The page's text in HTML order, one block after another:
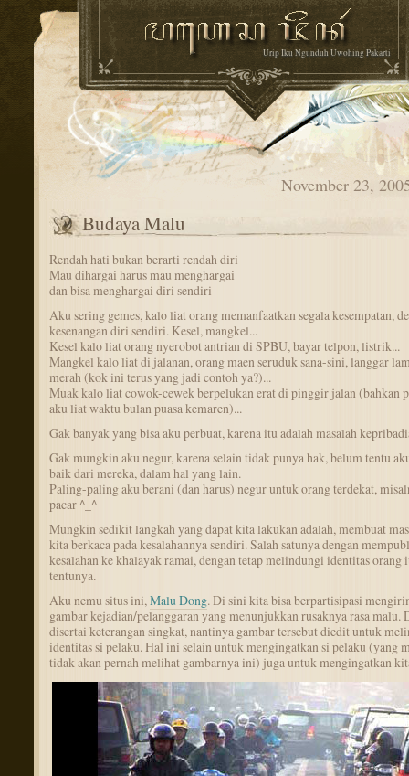
Urip Iku Ngunduh Uwohing Pakarti
November 23,
Budaya Malu
Rendah hati bukan berarti rendah diri
Mau dihargai harus mau menghargai
dan bisa menghargai diri sendiri
Aku sering gemes, kalo liat orang memanfaatkan segala kesempatan,
kesenangan diri sendiri. Kesel, mangkel...
Kesel kalo liat orang nyerobot antrian di SPBU, bayar telpon, listrik...
Mangkel kalo liat di jalanan, orang maen seruduk sana-sini, langgar
merah (kok ini terus yang jadi contoh ya?)...
Muak kalo liat cowok-cewek berpelukan erat di pinggir jalan (bahkan
aku liat waktu bulan puasa kemaren)...
Gak banyak yang bisa aku perbuat, karena itu adalah masalah
Gak mungkin aku negur, karena selain tidak punya hak, belum tentu
baik dari mereka, dalam hal yang lain.
Paling-paling aku berani (dan harus) negur untuk orang terdekat,
pacar ^_^
Mungkin sedikit langkah yang dapat kita lakukan adalah, membuat
kita berkaca pada kesalahannya sendiri. Salah satunya dengan
kesalahan ke khalayak ramai, dengan tetap melindungi identitas orang
tentunya.
Aku nemu situs ini,Malu Dong. Di sini kita bisa berpartisipasi
gambar kejadian/pelanggaran yang menunjukkan rusaknya rasa malu.
disertai keterangan singkat, nantinya gambar tersebut diedit untuk
identitas si pelaku. Hal ini selain untuk mengingatkan si pelaku (yang
tidak akan pernah melihat gambarnya ini) juga untuk mengingatkan